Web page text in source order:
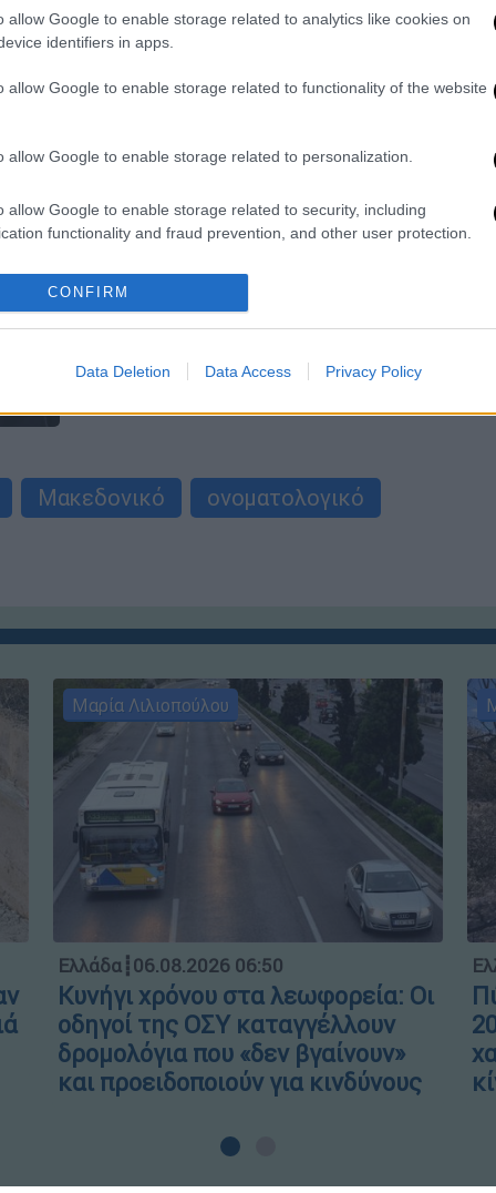
allow Google to enable storage related to analytics like cookies on
identifiers in apps.
allow Google to enable storage related to functionality of the website
allow Google to enable storage related to personalization.
allow Google to enable storage related to security, including
functionality and fraud prevention, and other user protection.
CONFIRM
Data Deletion Data Access Privacy Policy
ικανοποιημένη από τις σχέσεις της
Ελλάδα, κάνοντας ειδική μνεία στον
τριών ετών»
Ρώσος πρέσβης στην Ελλάδα:
Βλέπουμε θετικά την επίλυση του
«Η κύρωση της Συμφωνίας των
Πρεσπών δεν θα επηρεάσει τις
σημείωσε ο Ρώσος πρέσβης.
Μακεδονικό
ονοματολογικό
Μαρία Λιλιοπούλου
Ελλάδα┋06.08.2026 06:50
Κυνήγι χρόνου στα λεωφορεία: Οι
οδηγοί της ΟΣΥ καταγγέλλουν
δρομολόγια που «δεν βγαίνουν»
και προειδοποιούν για κινδύνους